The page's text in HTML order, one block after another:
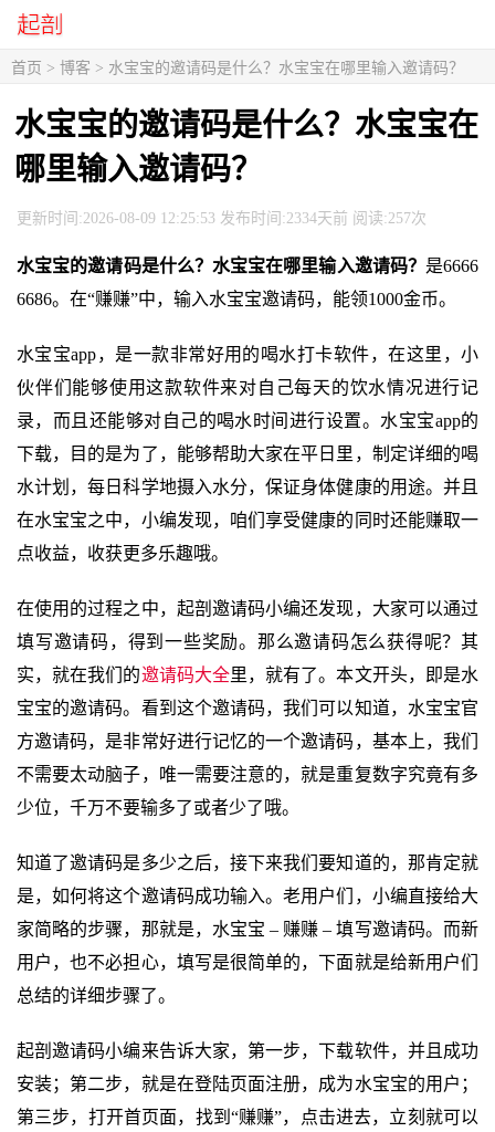
首页 > 博客 > 水宝宝的邀请码是什么？水宝宝在哪里输入邀请码？
水宝宝的邀请码是什么？水宝宝在
哪里输入邀请码？
更新时间:2026-08-09 12:25:53 发布时间:2334天前 阅读:257次
水宝宝的邀请码是什么？水宝宝在哪里输入邀请码？ 是6666
6686。在“赚赚”中，输入水宝宝邀请码，能领1000金币。
水宝宝app，是一款非常好用的喝水打卡软件，在这里，小
伙伴们能够使用这款软件来对自己每天的饮水情况进行记
录，而且还能够对自己的喝水时间进行设置。水宝宝app的
下载，目的是为了，能够帮助大家在平日里，制定详细的喝
水计划，每日科学地摄入水分，保证身体健康的用途。并且
在水宝宝之中，小编发现，咱们享受健康的同时还能赚取一
点收益，收获更多乐趣哦。
在使用的过程之中，起剖邀请码小编还发现，大家可以通过
填写邀请码，得到一些奖励。那么邀请码怎么获得呢？其
实，就在我们的邀请码大全里，就有了。本文开头，即是水
宝宝的邀请码。看到这个邀请码，我们可以知道，水宝宝官
方邀请码，是非常好进行记忆的一个邀请码，基本上，我们
不需要太动脑子，唯一需要注意的，就是重复数字究竟有多
少位，千万不要输多了或者少了哦。
知道了邀请码是多少之后，接下来我们要知道的，那肯定就
是，如何将这个邀请码成功输入。老用户们，小编直接给大
家简略的步骤，那就是，水宝宝 – 赚赚 – 填写邀请码。而新
用户，也不必担心，填写是很简单的，下面就是给新用户们
总结的详细步骤了。
起剖邀请码小编来告诉大家，第一步，下载软件，并且成功
安装；第二步，就是在登陆页面注册，成为水宝宝的用户；
第三步，打开首页面，找到“赚赚”，点击进去，立刻就可以